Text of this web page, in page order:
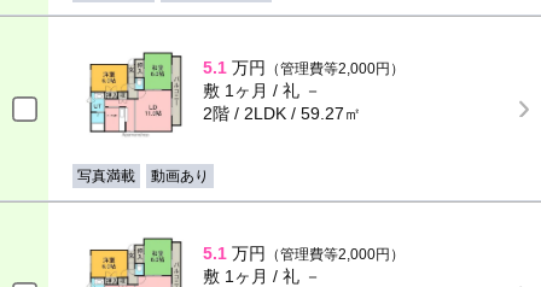
5.1 万円 （管理費等2,000円）
敷 1ヶ月 / 礼 －
2階 / 2LDK / 59.27㎡
写真満載 動画あり
5.1 万円 （管理費等2,000円）
敷 1ヶ月 / 礼 －